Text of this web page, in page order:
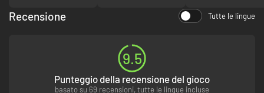
Recensione Tutte le lingue
9.5
Punteggio della recensione del gioco
basato su 69 recensioni, tutte le lingue incluse